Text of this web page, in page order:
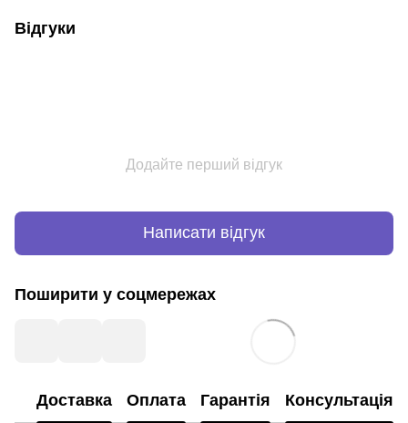
Відгуки
Додайте перший відгук
Написати відгук
Поширити у соцмережах
Доставка Оплата Гарантія Консультація